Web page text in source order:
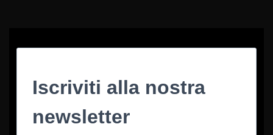
Iscriviti alla nostra
newsletter